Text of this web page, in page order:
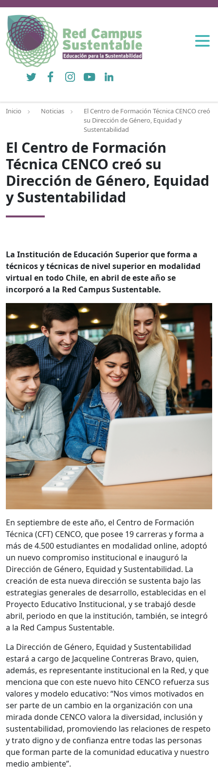
Twitter FacebookInstagramYouTubeLinkedIn
Inicio Noticias
El Centro de Formación Técnica CENCO creó
su Dirección de Género, Equidad y
Sustentabilidad
El Centro de Formación
Técnica CENCO creó su
Dirección de Género, Equidad
y Sustentabilidad
La Institución de Educación Superior que forma a
técnicos y técnicas de nivel superior en modalidad
virtual en todo Chile, en abril de este año se
incorporó a la Red Campus Sustentable.
En septiembre de este año, el Centro de Formación
Técnica (CFT) CENCO, que posee 19 carreras y forma a
más de 4.500 estudiantes en modalidad online, adoptó
un nuevo compromiso institucional e inauguró la
Dirección de Género, Equidad y Sustentabilidad. La
creación de esta nueva dirección se sustenta bajo las
estrategias generales de desarrollo, establecidas en el
Proyecto Educativo Institucional, y se trabajó desde
abril, periodo en que la institución, también, se integró
a la Red Campus Sustentable.
La Dirección de Género, Equidad y Sustentabilidad
estará a cargo de Jacqueline Contreras Bravo, quien,
además, es representante institucional en la Red, y que
menciona que con este nuevo hito CENCO refuerza sus
valores y modelo educativo: “Nos vimos motivados en
ser parte de un cambio en la organización con una
mirada donde CENCO valora la diversidad, inclusión y
sustentabilidad, promoviendo las relaciones de respeto
y trato digno y de confianza entre todas las personas
que forman parte de la comunidad educativa y nuestro
medio ambiente”.